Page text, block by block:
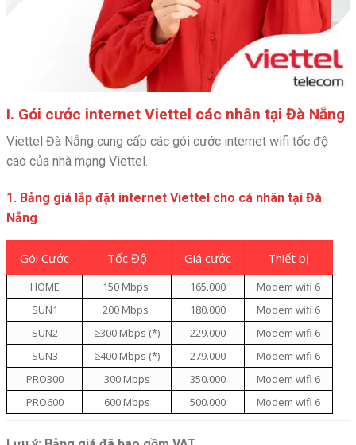
I. Gói cước internet Viettel các nhân tại Đà Nẵng
Viettel Đà Nẵng cung cấp các gói cước internet wifi tốc độ
cao của nhà mạng Viettel.
1. Bảng giá lắp đặt internet Viettel cho cá nhân tại Đà
Nẵng
Gói Cước Tốc Độ Giá cước Thiết bị
HOME 150 Mbps 165.000
Modem wifi 6
SUN1
200 Mbps 180.000
Modem wifi 6
SUN2
≥300 Mbps (*) 229.000
Modem wifi 6
SUN3
≥400 Mbps (*) 279.000
Modem wifi 6
PRO300
300 Mbps 350.000
Modem wifi 6
PRO600
600 Mbps 500.000 Modem wifi 6